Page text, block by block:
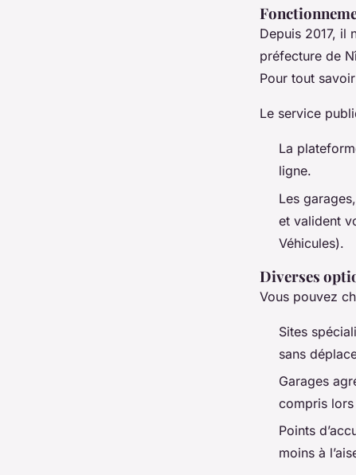
Depuis 2017, il
préfecture de
Pour tout
Le service
La
ligne.
Les
et valident
Véhicules).
Diverses
Vous pouvez
Sites
sans
Garages
compris lors
Points
moins à